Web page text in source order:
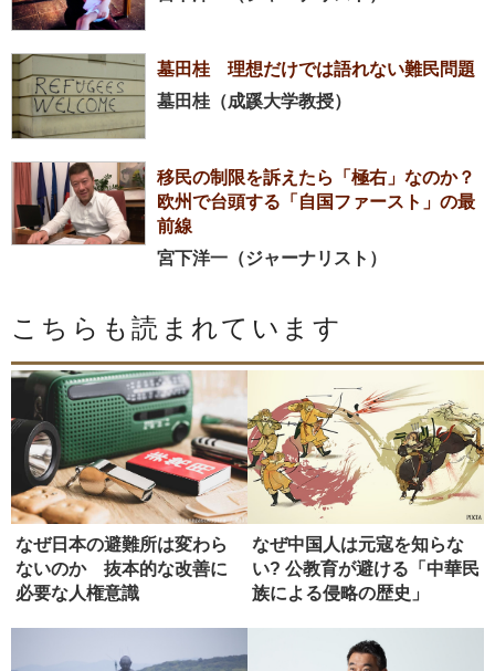
墓田桂 理想だけでは語れない難民問題
墓田桂（成蹊大学教授）
移民の制限を訴えたら「極右」なのか？
欧州で台頭する「自国ファースト」の最
前線
宮下洋一（ジャーナリスト）
こちらも読まれています
なぜ日本の避難所は変わら
ないのか 抜本的な改善に
必要な人権意識
なぜ中国人は元寇を知らな
い? 公教育が避ける「中華民
族による侵略の歴史」